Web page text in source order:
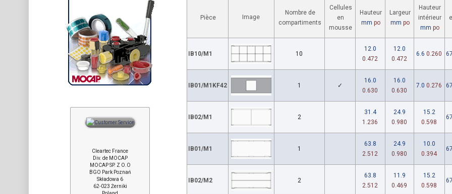
Pièce Image
Nombre de
compartiments
Cellules
en
mousse
Hauteur
mm po
Largeur
mm po
Hauteur
intérieur
mm po
IB10/M1 10
12.0
0.472
12.0
0.472
6.6 0.260
IB01/M1KF42 1 ✓
16.0
0.630
16.0
0.630
7.0 0.276
IB02/M1 2
31.4
1.236
24.9
0.980
15.2
0.598
IB01/M1 1
63.8
2.512
24.9
0.980
10.0
0.394
IB02/M2 2
63.8
2.512
11.9
0.469
15.2
0.598
Cleartec France
Div. de MOCAP
MOCAP SP. Z O.O
BGO Park Poznań
Składowa 6
62-023 Żerniki